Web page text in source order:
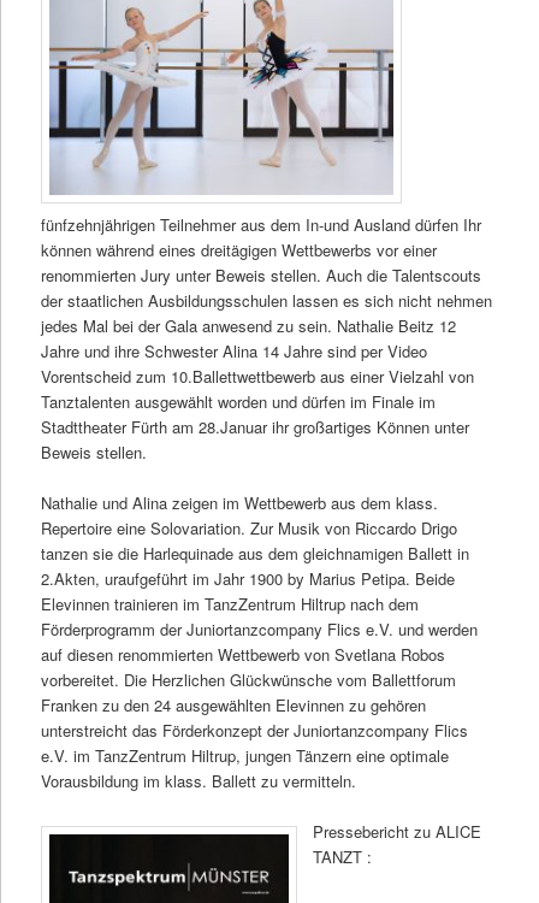
fünfzehnjährigen Teilnehmer aus dem In-und Ausland dürfen Ihr
können während eines dreitägigen Wettbewerbs vor einer
renommierten Jury unter Beweis stellen. Auch die Talentscouts
der staatlichen Ausbildungsschulen lassen es sich nicht nehmen
jedes Mal bei der Gala anwesend zu sein. Nathalie Beitz 12
Jahre und ihre Schwester Alina 14 Jahre sind per Video
Vorentscheid zum 10.Ballettwettbewerb aus einer Vielzahl von
Tanztalenten ausgewählt worden und dürfen im Finale im
Stadttheater Fürth am 28.Januar ihr großartiges Können unter
Beweis stellen.
Nathalie und Alina zeigen im Wettbewerb aus dem klass.
Repertoire eine Solovariation. Zur Musik von Riccardo Drigo
tanzen sie die Harlequinade aus dem gleichnamigen Ballett in
2.Akten, uraufgeführt im Jahr 1900 by Marius Petipa. Beide
Elevinnen trainieren im TanzZentrum Hiltrup nach dem
Förderprogramm der Juniortanzcompany Flics e.V. und werden
auf diesen renommierten Wettbewerb von Svetlana Robos
vorbereitet. Die Herzlichen Glückwünsche vom Ballettforum
Franken zu den 24 ausgewählten Elevinnen zu gehören
unterstreicht das Förderkonzept der Juniortanzcompany Flics
e.V. im TanzZentrum Hiltrup, jungen Tänzern eine optimale
Vorausbildung im klass. Ballett zu vermitteln.
Pressebericht zu ALICE
TANZT :